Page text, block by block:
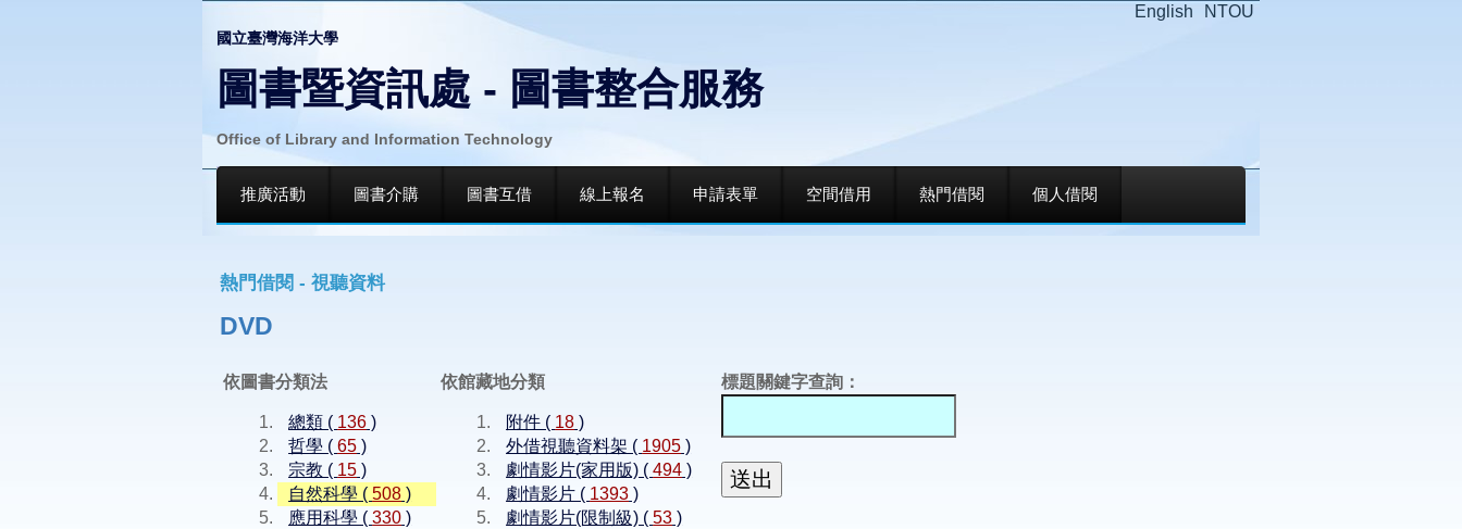
NTOU
English
國立臺灣海洋大學
圖書暨資訊處 - 圖書整合服務
Office of Library and Information Technology
推廣活動 圖書介購 圖書互借 線上報名 申請表單 空間借用 熱門借閱 個人借閱
熱門借閱 - 視聽資料
DVD
依圖書分類法
總類 ( 136 )
哲學 (65 )
宗教 ( 15 )
自然科學 (508 )
應用科學 (330 )
依館藏地分類
附件 ( 18 )
外借視聽資料架 ( 1905 )
劇情影片(家用版) (494 )
劇情影片 ( 1393 )
劇情影片(限制級) (53 )
標題關鍵字查詢：